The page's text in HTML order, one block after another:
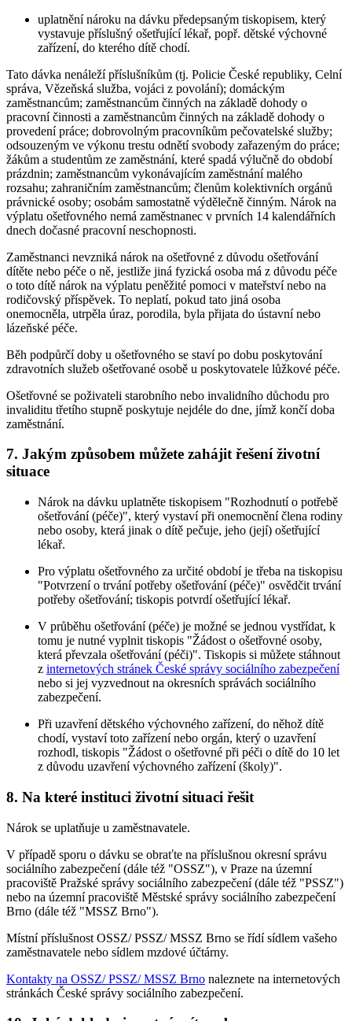
uplatnění nároku na dávku předepsaným tiskopisem, který
vystavuje příslušný ošetřující lékař, popř. dětské výchovné
zařízení, do kterého dítě chodí.
Tato dávka nenáleží příslušníkům (tj. Policie České republiky, Celní
správa, Vězeňská služba, vojáci z povolání); domáckým
zaměstnancům; zaměstnancům činných na základě dohody o
pracovní činnosti a zaměstnancům činných na základě dohody o
provedení práce; dobrovolným pracovníkům pečovatelské služby;
odsouzeným ve výkonu trestu odnětí svobody zařazeným do práce;
žákům a studentům ze zaměstnání, které spadá výlučně do období
prázdnin; zaměstnancům vykonávajícím zaměstnání malého
rozsahu; zahraničním zaměstnancům; členům kolektivních orgánů
právnické osoby; osobám samostatně výdělečně činným. Nárok na
výplatu ošetřovného nemá zaměstnanec v prvních 14 kalendářních
dnech dočasné pracovní neschopnosti.
Zaměstnanci nevzniká nárok na ošetřovné z důvodu ošetřování
dítěte nebo péče o ně, jestliže jiná fyzická osoba má z důvodu péče
o toto dítě nárok na výplatu peněžité pomoci v mateřství nebo na
rodičovský příspěvek. To neplatí, pokud tato jiná osoba
onemocněla, utrpěla úraz, porodila, byla přijata do ústavní nebo
lázeňské péče.
Běh podpůrčí doby u ošetřovného se staví po dobu poskytování
zdravotních služeb ošetřované osobě u poskytovatele lůžkové péče.
Ošetřovné se poživateli starobního nebo invalidního důchodu pro
invaliditu třetího stupně poskytuje nejdéle do dne, jímž končí doba
zaměstnání.
7. Jakým způsobem můžete zahájit řešení životní
situace
Nárok na dávku uplatněte tiskopisem "Rozhodnutí o potřebě
ošetřování (péče)", který vystaví při onemocnění člena rodiny
nebo osoby, která jinak o dítě pečuje, jeho (její) ošetřující
lékař.
Pro výplatu ošetřovného za určité období je třeba na tiskopisu
"Potvrzení o trvání potřeby ošetřování (péče)" osvědčit trvání
potřeby ošetřování; tiskopis potvrdí ošetřující lékař.
V průběhu ošetřování (péče) je možné se jednou vystřídat, k
tomu je nutné vyplnit tiskopis "Žádost o ošetřovné osoby,
která převzala ošetřování (péči)". Tiskopis si můžete stáhnout
z internetových stránek České správy sociálního zabezpečení
nebo si jej vyzvednout na okresních správách sociálního
zabezpečení.
Při uzavření dětského výchovného zařízení, do něhož dítě
chodí, vystaví toto zařízení nebo orgán, který o uzavření
rozhodl, tiskopis "Žádost o ošetřovné při péči o dítě do 10 let
z důvodu uzavření výchovného zařízení (školy)".
8. Na které instituci životní situaci řešit
Nárok se uplatňuje u zaměstnavatele.
V případě sporu o dávku se obraťte na příslušnou okresní správu
sociálního zabezpečení (dále též "OSSZ"), v Praze na územní
pracoviště Pražské správy sociálního zabezpečení (dále též "PSSZ")
nebo na územní pracoviště Městské správy sociálního zabezpečení
Brno (dále též "MSSZ Brno").
Místní příslušnost OSSZ/ PSSZ/ MSSZ Brno se řídí sídlem vašeho
zaměstnavatele nebo sídlem mzdové účtárny.
Kontakty na OSSZ/ PSSZ/ MSSZ Brno naleznete na internetových
stránkách České správy sociálního zabezpečení.